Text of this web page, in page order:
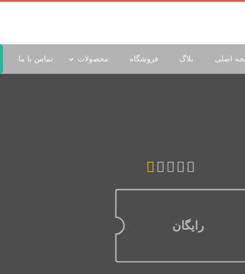
اصلی بلاگ فروشگاه محصولات تماس با ما
رایگان